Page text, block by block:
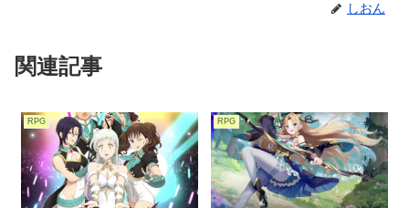
しおん
関連記事
RPG RPG